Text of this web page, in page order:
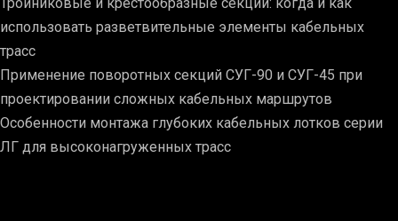
использовать разветвительные элементы кабельных
трасс
Применение поворотных секций СУГ-90 и СУГ-45 при
проектировании сложных кабельных маршрутов
Особенности монтажа глубоких кабельных лотков серии
ЛГ для высоконагруженных трасс